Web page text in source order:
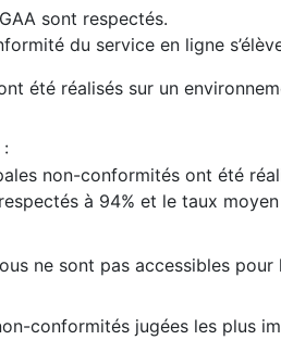
sont respectés.
du service en ligne
été réalisés sur un
:
non-conformités ont été
à 94% et le taux
ne sont pas accessibles pour
conformités jugées les plus